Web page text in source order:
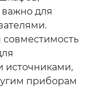
для
совместимость
источниками,
приборам